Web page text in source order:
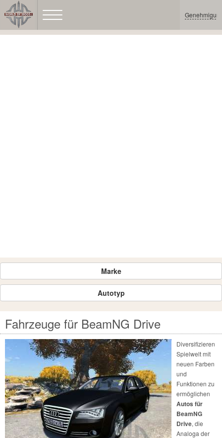
Marke
Autotyp
Fahrzeuge für BeamNG Drive
Diversifizieren
Spielwelt mit
neuen Farben
und
Funktionen zu
ermöglichen
Autos für
BeamNG
Drive, die
Analoga der